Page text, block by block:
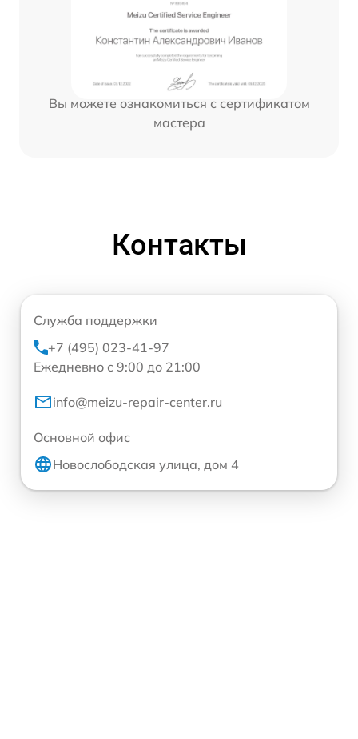
Вы можете ознакомиться с сертификатом
мастера
Контакты
Служба поддержки
+7 (495) 023-41-97
Ежедневно с 9:00 до 21:00
info@meizu-repair-center.ru
Основной офис
Новослободская улица, дом 4